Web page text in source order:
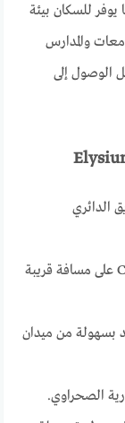
يوفر للسكان بيئة
والمدارس
الوصول إلى
الدائري
مشروع Compound Elysium New Zayed على مسافة قريبة
بسهولة من ميدان
الصحراوي.